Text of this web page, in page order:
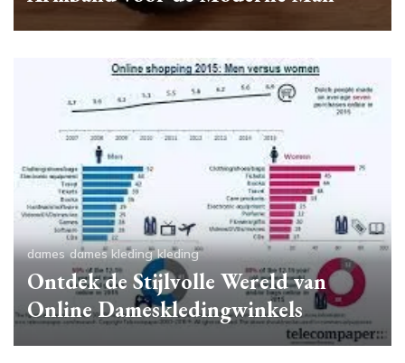
dames dames kleding kleding
Ontdek de Stijlvolle Wereld van
Online Dameskledingwinkels